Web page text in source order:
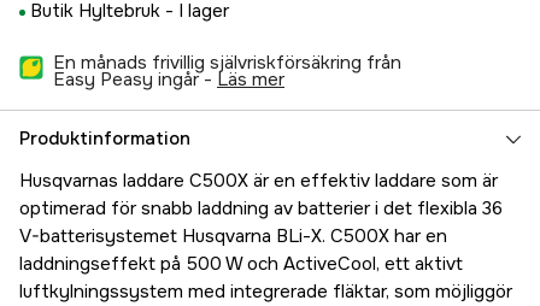
Butik Hyltebruk - I lager
En månads frivillig självriskförsäkring från
Easy Peasy ingår - läs mer
Produktinformation
Husqvarnas laddare C500X är en effektiv laddare som är
optimerad för snabb laddning av batterier i det flexibla 36
V-batterisystemet Husqvarna BLi-X. C500X har en
laddningseffekt på 500 W och ActiveCool, ett aktivt
luftkylningssystem med integrerade fläktar, som möjliggör